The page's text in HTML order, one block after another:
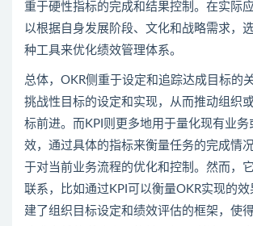
重于硬性指标的完成和结果控制。在实际
以根据自身发展阶段、文化和战略需求，
种工具来优化绩效管理体系。
总体，OKR侧重于设定和追踪达成目标的
挑战性目标的设定和实现，从而推动组织
标前进。而KPI则更多地用于量化现有业务
效，通过具体的指标来衡量任务的完成情
于对当前业务流程的优化和控制。然而，
联系，比如通过KPI可以衡量OKR实现的
建了组织目标设定和绩效评估的框架，使